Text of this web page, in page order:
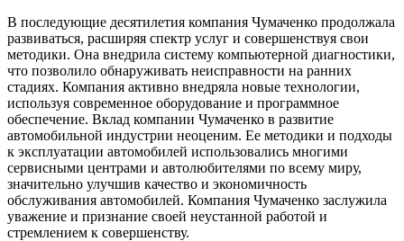
В последующие десятилетия компания Чумаченко продолжала
развиваться, расширяя спектр услуг и совершенствуя свои
методики. Она внедрила систему компьютерной диагностики,
что позволило обнаруживать неисправности на ранних
стадиях. Компания активно внедряла новые технологии,
используя современное оборудование и программное
обеспечение. Вклад компании Чумаченко в развитие
автомобильной индустрии неоценим. Ее методики и подходы
к эксплуатации автомобилей использовались многими
сервисными центрами и автолюбителями по всему миру,
значительно улучшив качество и экономичность
обслуживания автомобилей. Компания Чумаченко заслужила
уважение и признание своей неустанной работой и
стремлением к совершенству.